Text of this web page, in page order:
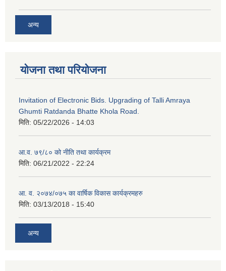
अन्य
योजना तथा परियोजना
Invitation of Electronic Bids. Upgrading of Talli Amraya
Ghumti Ratdanda Bhatte Khola Road.
मिति: 05/22/2026 - 14:03
आ.व. ७९/८० को नीति तथा कार्यक्रम
मिति: 06/21/2022 - 22:24
आ. व. २०७४/०७५ का वार्षिक विकास कार्यक्रमहरु
मिति: 03/13/2018 - 15:40
अन्य